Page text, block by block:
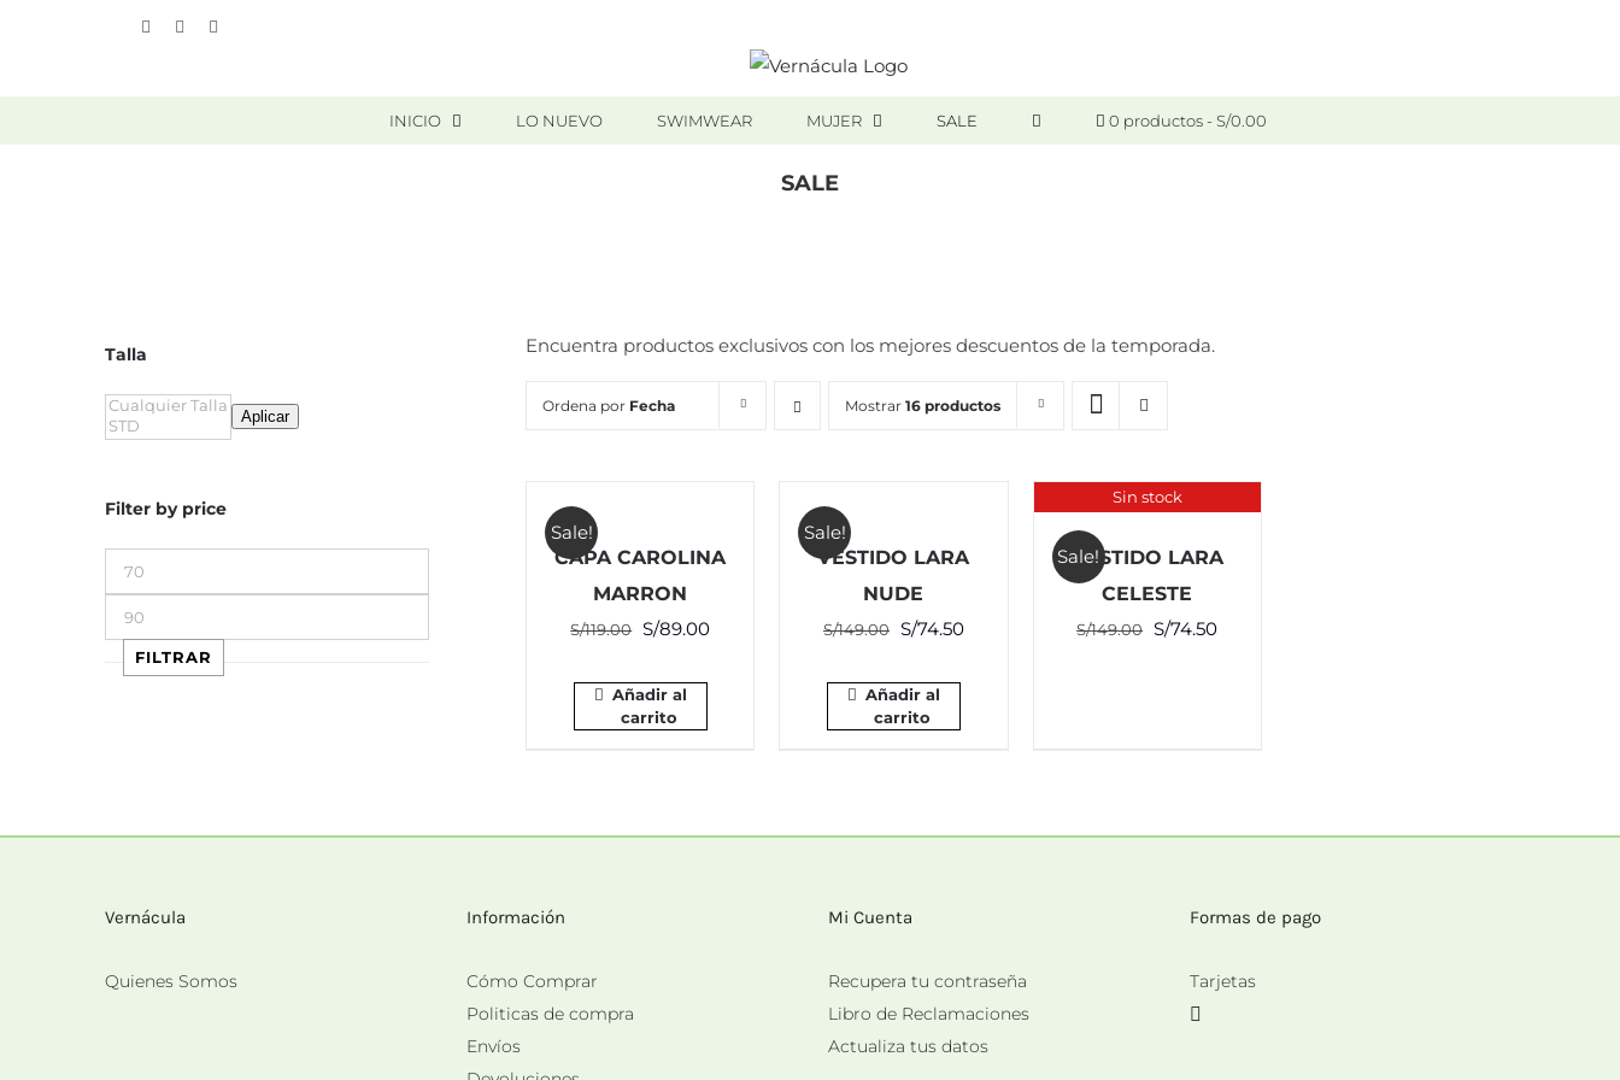
Vimeo Facebook
INICIO LO NUEVO SWIMWEAR MUJER SALE 0 productos S/0.00
SALE
Encuentra productos exclusivos con los mejores descuentos de la temporada.
Ordena por Fecha Mostrar16 productos
Sale!
CAPA CAROLINA
MARRON
S/119.00 El
original
era:
S/89.00El
Añadir al
carrito
Sale!
VESTIDO LARA
NUDE
S/149.00 El
original
era:
S/74.50El
Añadir al
carrito
Sin stock
Sale!
VESTIDO LARA
CELESTE
S/149.00 El
S/74.50El
Talla
Aplicar
Filter by price
Precio
mínimo
Precio
máximo
FILTRAR
Vernácula
Quienes Somos
Información
Cómo Comprar
Politicas de compra
Envíos
Mi Cuenta
Recupera tu contraseña
Libro de Reclamaciones
Actualiza tus datos
Formas de pago
Tarjetas